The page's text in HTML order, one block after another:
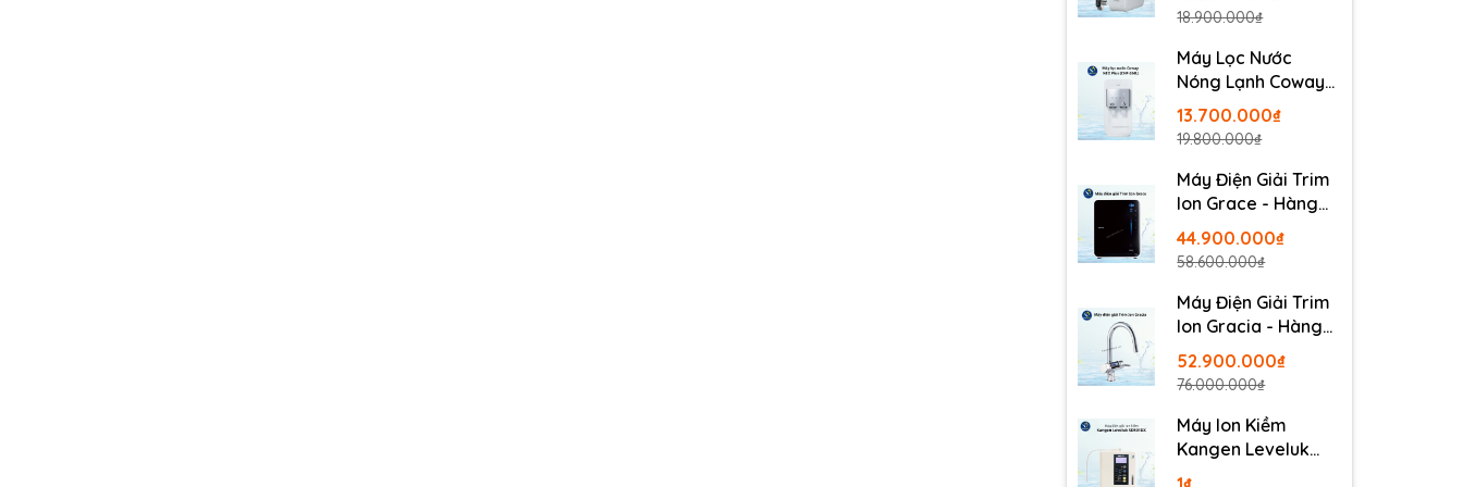
UR5840
18.900.000₫
Máy Lọc Nước
Nóng Lạnh Coway
Neo Plus CHP-264L
13.700.000₫
19.800.000₫
Máy Điện Giải Trim
Ion Grace - Hàng
Nội Địa Nhật
44.900.000₫
58.600.000₫
Máy Điện Giải Trim
Ion Gracia - Hàng
Nội Địa Nhật
52.900.000₫
76.000.000₫
Máy Ion Kiềm
Kangen Leveluk
SD501DX